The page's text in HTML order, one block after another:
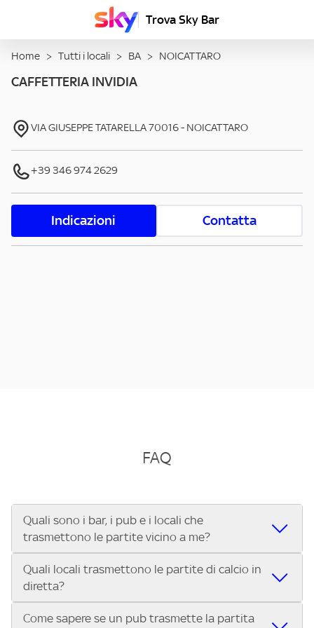
Trova Sky Bar
Home > Tutti i locali > BA > NOICATTARO
CAFFETTERIA INVIDIA
VIA GIUSEPPE TATARELLA70016- NOICATTARO
+39 346 974 2629
Indicazioni Contatta
FAQ
Quali sono i bar, i pub e i locali che
trasmettono le partite vicino a me?
Se cerchi un bar, pub, ristorante o locale vicino a te per
vedere le partite di Serie A ENILIVE, la Serie C Sky Wifi, la
UEFA Champions League, la UEFA Europa League, la UEFA
Conference League, il Tennis, la Formula 1®, la MotoGP™ e
Quali locali trasmettono le partite di calcio in
diretta?
Vuoi sapere quali bar, pub o ristoranti mostrano le partite
Come sapere se un pub trasmette la partita